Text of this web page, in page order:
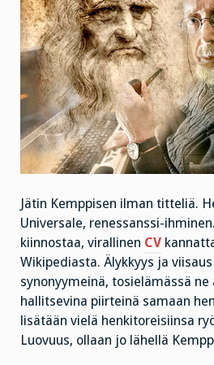
Jätin Kemppisen ilman titteliä.
Universale, renessanssi-
kiinnostaa, virallinen CV
Wikipediasta. Älykkyys ja
synonyymeinä, tosielämässä
hallitsevina piirteinä samaan
lisätään vielä henkitoreisiinsa
Luovuus, ollaan jo lähellä